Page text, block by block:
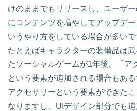
けのままでもリリースし、ユーザ
にコンテンツを増やしてアップデ
いうやり方をしている場合が多いで
たとえばキャラクターの装備品は
たソーシャルゲームが1年後、「ア
という要素が追加される場合もある
アクセサリーという要素ができた
なりますし、UIデザイン部分でも